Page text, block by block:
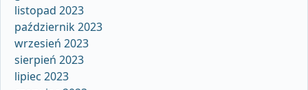
listopad 2023
październik 2023
wrzesień 2023
sierpień 2023
lipiec 2023